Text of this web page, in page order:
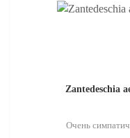
Zantedeschia
Очень